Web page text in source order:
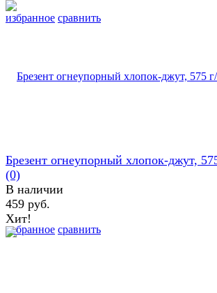
избранное сравнить
избранное сравнить
Брезент огнеупорный хлопок-джут,
(0)
В наличии
459 руб.
Хит!